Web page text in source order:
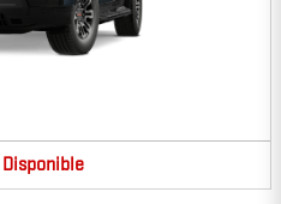
Disponible